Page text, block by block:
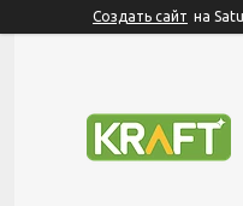
Создать сайт на